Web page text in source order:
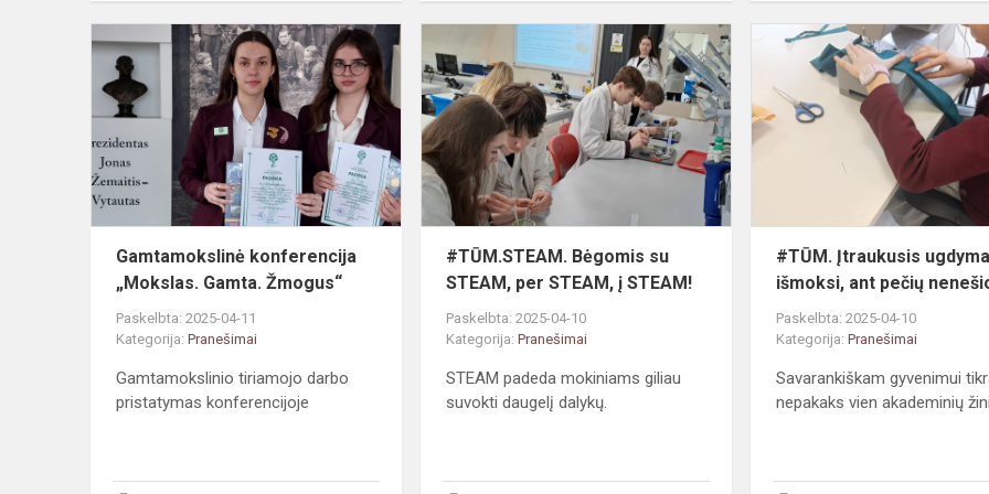
Gamtamokslinė
konferencija
„Mokslas.
Gamta.
Žmogus“
Gamtamokslinė konferencija
„Mokslas. Gamta. Žmogus“
Paskelbta: 2025-04-11
Kategorija: Pranešimai
Gamtamokslinio tiriamojo darbo
pristatymas konferencijoje
#TŪM.STEAM.
Bėgomis
su
STEAM,
per
STEAM,
į
#TŪM.STEAM. Bėgomis su
STEAM, per STEAM, į STEAM!
Paskelbta: 2025-04-10
Kategorija:Pranešimai
STEAM padeda mokiniams giliau
suvokti daugelį dalykų.
#TŪM. Įtraukusis
išmoksi, ant pečių
Paskelbta: 2025-04-10
Kategorija:Pranešimai
Savarankiškam gyvenimui
nepakaks vien akademinių